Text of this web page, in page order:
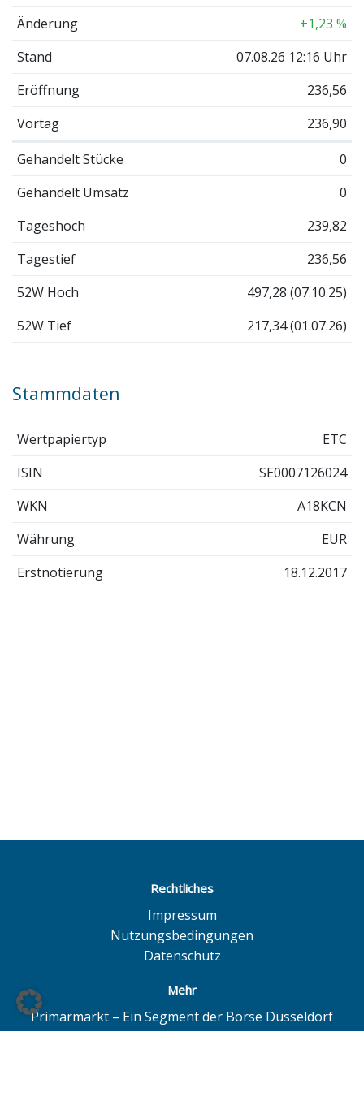
Änderung
+1,23 %
Stand
07.08.26 12:16 Uhr
Eröffnung
236,56
Vortag
236,90
Gehandelt Stücke
0
Gehandelt Umsatz
0
Tageshoch
239,82
Tagestief
236,56
52W Hoch
497,28 (07.10.25)
52W Tief
217,34 (01.07.26)
Stammdaten
Wertpapiertyp
ETC
ISIN
SE0007126024
WKN
A18KCN
Währung
EUR
Erstnotierung
18.12.2017
Rechtliches
Impressum
Nutzungsbedingungen
Datenschutz
Mehr
Primärmarkt – Ein Segment der Börse Düsseldorf
Quotrix – Ein System der Börse Düsseldorf